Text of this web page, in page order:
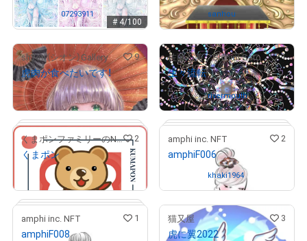
# 4/100
Owned by07293911 Owned by sanhou
shYon（シオン）Gallery 9
虎肉が食べたいです！
¥21,000 ($133.07)
佐藤心美 Shinmi Sato 1
生々流転
Owned byrivermouth
くまポンファミリーのNFTストア 2
くまポン
Ended Giveaway
amphi inc. NFT 2
amphiF006
khaki1964
amphi inc. NFT 1
amphiF008
猫又屋 3
虎に翼2022